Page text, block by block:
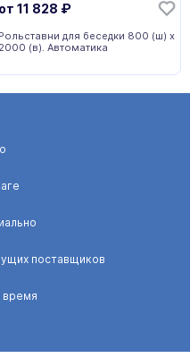
от 11 828 ₽
Рольставни для беседки 800 (ш) х
2000 (в). Автоматика
поставщиков